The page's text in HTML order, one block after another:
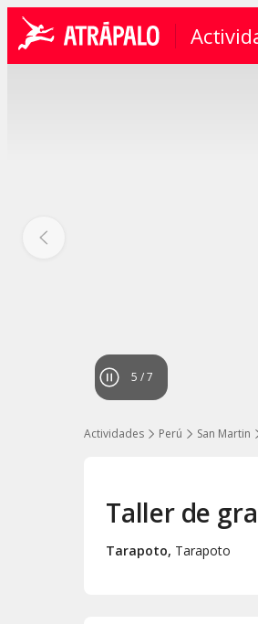
5 /7
Actividades Perú San Martin
Taller de
Tarapoto, Tarapoto